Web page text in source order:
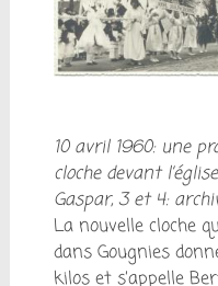
10 avril 1960: une
cloche devant
Gaspar, 3 et 4:
La nouvelle cloche
dans Gougnies
kilos et s’appelle